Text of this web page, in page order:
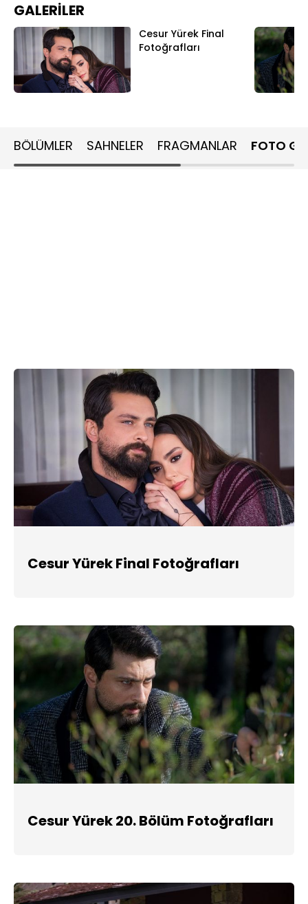
GALERİLER
Cesur Yürek Final
Fotoğrafları
BÖLÜMLER SAHNELER FRAGMANLAR FOTO
Cesur Yürek Final Fotoğrafları
Cesur Yürek 20. Bölüm Fotoğrafları